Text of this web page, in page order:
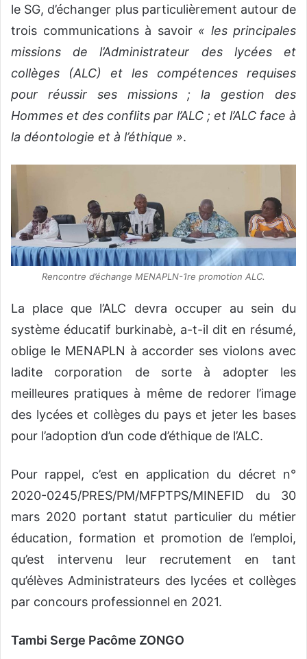
le SG, d’échanger plus particulièrement autour de
trois communications à savoir « les principales
missions de l’Administrateur des lycées et
collèges (ALC) et les compétences requises
pour réussir ses missions ; la gestion des
Hommes et des conflits par l’ALC ; et l’ALC face à
la déontologie et à l’éthique ».
Rencontre d’échange MENAPLN-1re promotion ALC.
La place que l’ALC devra occuper au sein du
système éducatif burkinabè, a-t-il dit en résumé,
oblige le MENAPLN à accorder ses violons avec
ladite corporation de sorte à adopter les
meilleures pratiques à même de redorer l’image
des lycées et collèges du pays et jeter les bases
pour l’adoption d’un code d’éthique de l’ALC.
Pour rappel, c’est en application du décret n°
2020-0245/PRES/PM/MFPTPS/MINEFID du 30
mars 2020 portant statut particulier du métier
éducation, formation et promotion de l’emploi,
qu’est intervenu leur recrutement en tant
qu’élèves Administrateurs des lycées et collèges
par concours professionnel en 2021.
Tambi Serge Pacôme ZONGO